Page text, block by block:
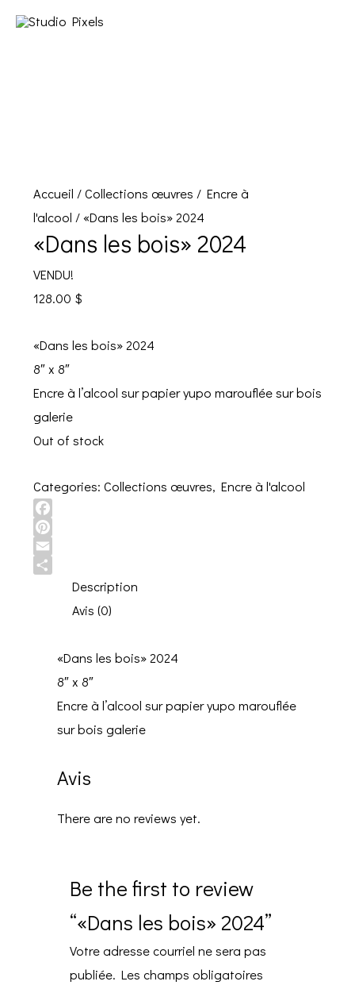
Accueil /Collections œuvres / Encre à
l'alcool / «Dans les bois» 2024
«Dans les bois» 2024
VENDU!
128.00 $
«Dans les bois» 2024
8″ x 8″
Encre à l’alcool sur papier yupo marouflée sur bois
galerie
Out of stock
Categories: Collections œuvres, Encre à l'alcool
Facebook
Pinterest
Email
Description
Avis (0)
«Dans les bois» 2024
8″ x 8″
Encre à l’alcool sur papier yupo marouflée
sur bois galerie
Avis
There are no reviews yet.
Be the first to review
“«Dans les bois» 2024”
Votre adresse courriel ne sera pas
publiée. Les champs obligatoires